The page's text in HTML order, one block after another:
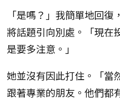
「是嗎？」我簡單地回
將話題引向別處。「現在
是要多注意。」
她並沒有因此打住。「當
跟著專業的朋友。他們都